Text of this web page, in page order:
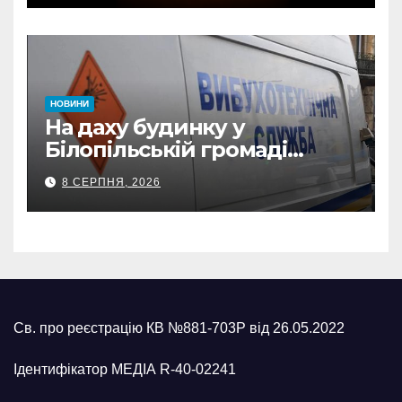
відзнаки
НОВИНИ
На даху будинку у
Білопільській громаді
знайшли 120-мм міну
8 СЕРПНЯ, 2026
Св. про реєстрацію КВ №881-703Р від 26.05.2022
Ідентифікатор МЕДІА R-40-02241